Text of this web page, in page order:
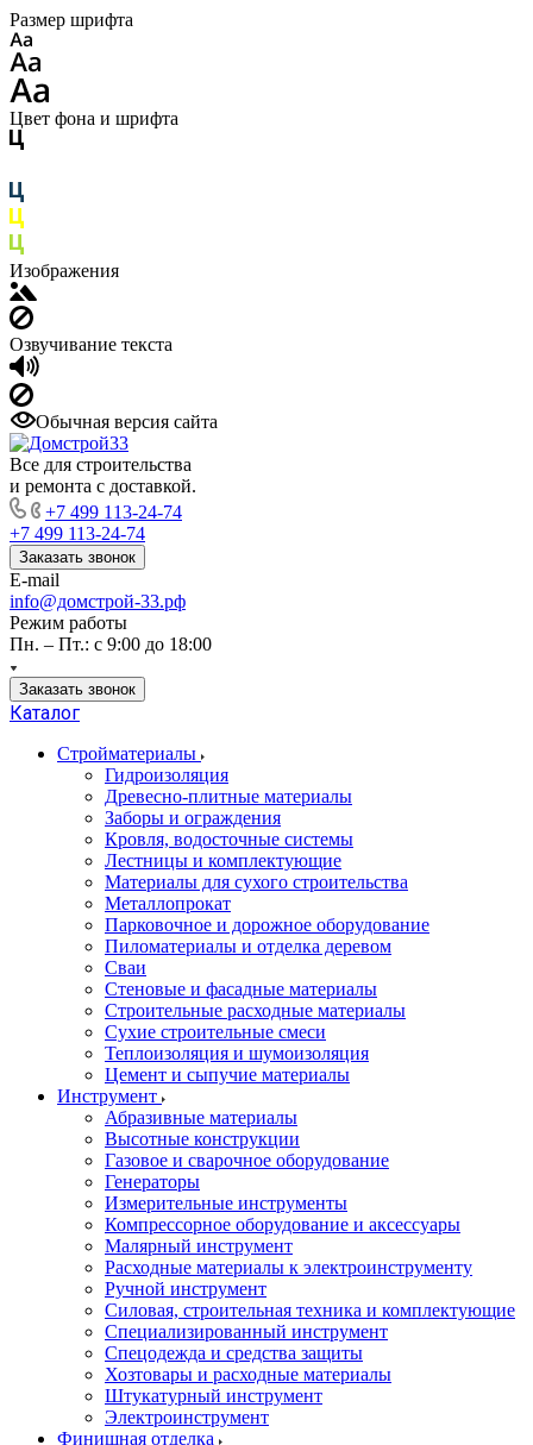
Размер шрифта
Цвет фона и шрифта
Изображения
Озвучивание текста
Обычная версия сайта
Все для строительства
и ремонта с доставкой.
+7 499 113-24-74
+7 499 113-24-74
Заказать звонок
E-mail
info@домстрой-33.рф
Режим работы
Пн. – Пт.: с 9:00 до 18:00
Заказать звонок
Каталог
Стройматериалы
Гидроизоляция
Древесно-плитные материалы
Заборы и ограждения
Кровля, водосточные системы
Лестницы и комплектующие
Материалы для сухого строительства
Металлопрокат
Парковочное и дорожное оборудование
Пиломатериалы и отделка деревом
Сваи
Стеновые и фасадные материалы
Строительные расходные материалы
Сухие строительные смеси
Теплоизоляция и шумоизоляция
Цемент и сыпучие материалы
Инструмент
Абразивные материалы
Высотные конструкции
Газовое и сварочное оборудование
Генераторы
Измерительные инструменты
Компрессорное оборудование и аксессуары
Малярный инструмент
Расходные материалы к электроинструменту
Ручной инструмент
Силовая, строительная техника и комплектующие
Специализированный инструмент
Спецодежда и средства защиты
Хозтовары и расходные материалы
Штукатурный инструмент
Электроинструмент
Финишная отделка